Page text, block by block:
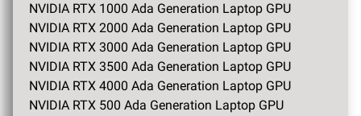
NVIDIA RTX 1000 Ada Generation Laptop GPU
NVIDIA RTX 2000 Ada Generation Laptop GPU
NVIDIA RTX 3000 Ada Generation Laptop GPU
NVIDIA RTX 3500 Ada Generation Laptop GPU
NVIDIA RTX 4000 Ada Generation Laptop GPU
NVIDIA RTX 500 Ada Generation Laptop GPU